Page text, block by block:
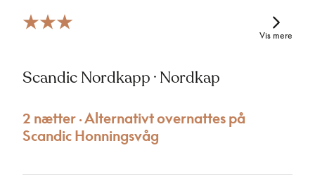
Scandic Nordkapp · Nordkap
2 nætter · Alternativt overnattes på
Scandic Honningsvåg
Vis mere